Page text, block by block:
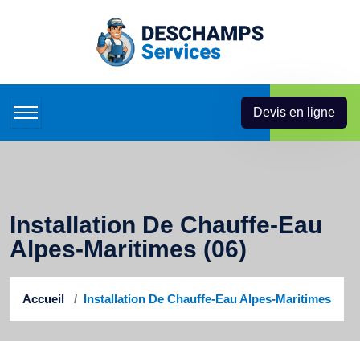
Devis en ligne
Installation De Chauffe-Eau
Alpes-Maritimes (06)
Accueil Installation De Chauffe-Eau Alpes-Maritimes